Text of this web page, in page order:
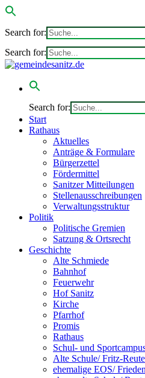
Search for:
Search for:
Search for:
Start
Rathaus
Aktuelles
Anträge & Formulare
Bürgerzettel
Fördermittel
Sanitzer Mitteilungen
Stellenausschreibungen
Verwaltungsstruktur
Politik
Politische Gremien
Satzung & Ortsrecht
Geschichte
Alte Schmiede
Bahnhof
Feuerwehr
Hof Sanitz
Kirche
Pfarrhof
Promis
Rathaus
Schul- und
Alte Schule/ Fritz-
ehemalige EOS/